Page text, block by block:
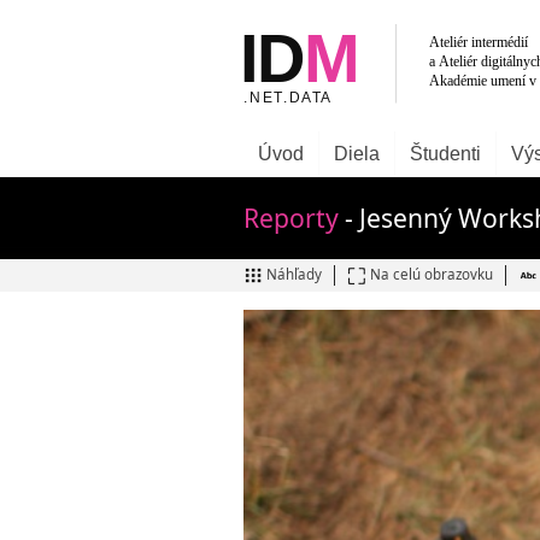
Úvod Diela Študenti
Reporty- Jesenný
Náhľady Na celú obrazovku